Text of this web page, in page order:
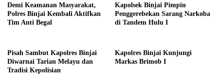
Demi Keamanan Masyarakat,
Polres Binjai Kembali Aktifkan
Tim Anti Begal
Kapolsek Binjai Pimpin
Penggerebekan Sarang Narkoba
di Tandem Hulu I
Pisah Sambut Kapolres Binjai
Diwarnai Tarian Melayu dan
Tradisi Kepolisian
Kapolres Binjai Kunjungi
Markas Brimob I